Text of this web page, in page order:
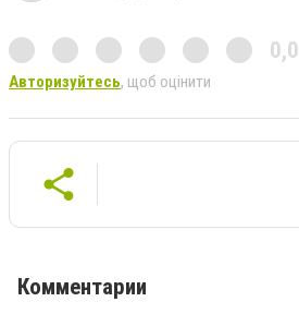
0,0
Авторизуйтесь, щоб оцінити
Комментарии